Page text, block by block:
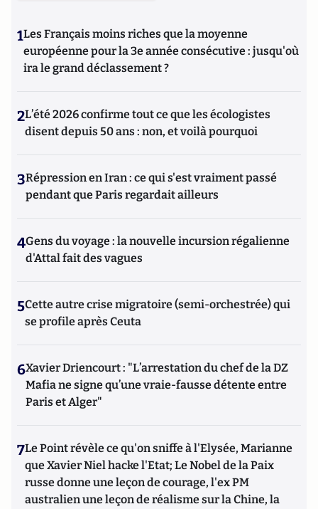
1Les Français moins riches que la moyenne
européenne pour la 3e année consécutive : jusqu'où
ira le grand déclassement ?
2L’été 2026 confirme tout ce que les écologistes
disent depuis 50 ans : non, et voilà pourquoi
3Répression en Iran : ce qui s'est vraiment passé
pendant que Paris regardait ailleurs
4Gens du voyage : la nouvelle incursion régalienne
d'Attal fait des vagues
5Cette autre crise migratoire (semi-orchestrée) qui
se profile après Ceuta
6Xavier Driencourt : "L’arrestation du chef de la DZ
Mafia ne signe qu’une vraie-fausse détente entre
Paris et Alger"
7Le Point révèle ce qu'on sniffe à l'Elysée, Marianne
que Xavier Niel hacke l'Etat; Le Nobel de la Paix
russe donne une leçon de courage, l'ex PM
australien une leçon de réalisme sur la Chine, la